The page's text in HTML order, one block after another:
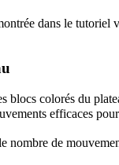
dans le tutoriel
blocs colorés du
efficaces
nombre de